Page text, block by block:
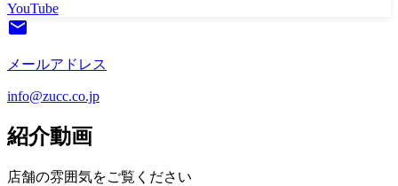
YouTube
メールアドレス
info@zucc.co.jp
紹介動画
店舗の雰囲気をご覧ください